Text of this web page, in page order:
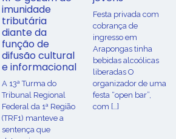
imunidade
tributária
diante da
função de
difusão cultural
e informacional
A 13ª Turma do
Tribunal Regional
Federal da 1ª Região
(TRF1) manteve a
sentença que
Festa privada com
cobrança de
ingresso em
Arapongas tinha
bebidas alcoólicas
liberadas O
organizador de uma
festa “open bar”,
com […]